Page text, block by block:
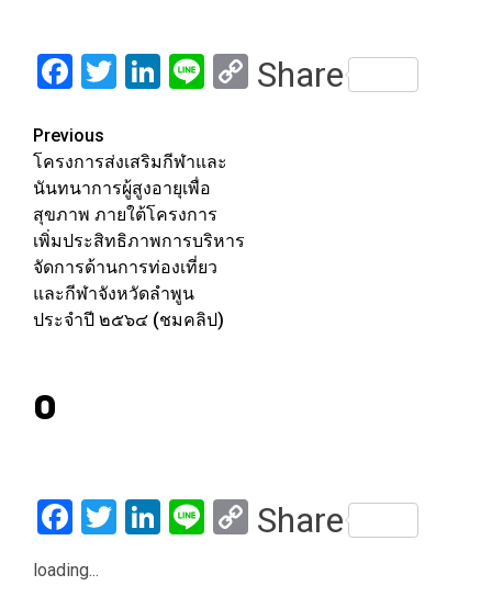
loading...
Facebook
Twitter
LinkedIn
Line
Post
Previous
ไทยสมายล์บัส นำขบวน
ขนส่งมวลชน รถ-เรือ-ราง